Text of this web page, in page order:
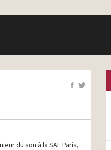
du son à la SAE Paris,